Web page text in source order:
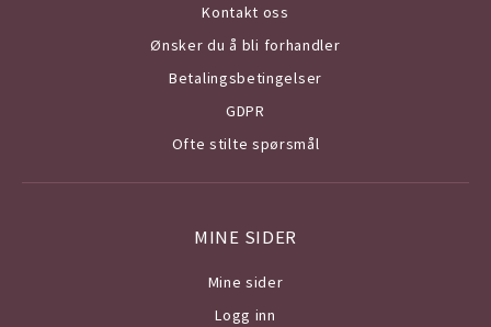
Kontakt oss
Ønsker du å bli forhandler
Betalingsbetingelser
GDPR
Ofte stilte spørsmål
MINE SIDER
Mine sider
Logg inn